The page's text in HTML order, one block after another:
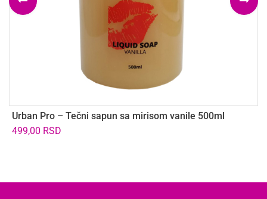
Urban Pro – Tečni sapun sa mirisom vanile 500ml
499,00 RSD